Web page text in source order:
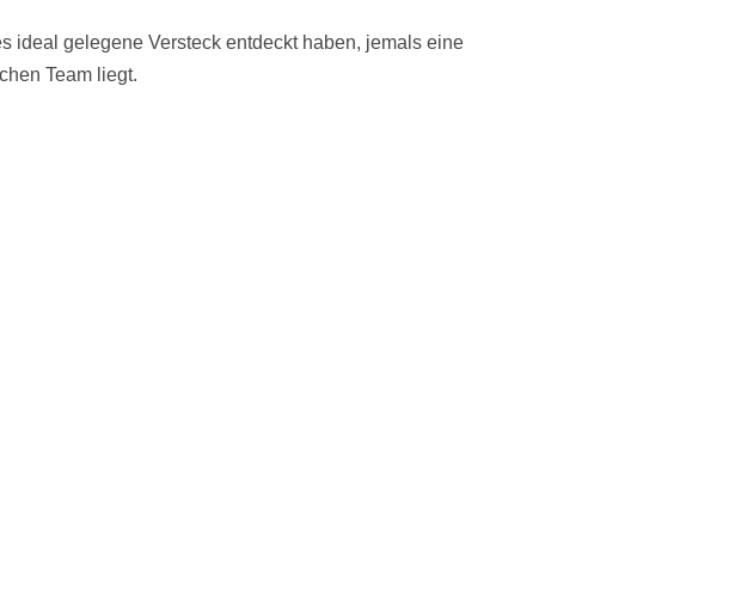
ideal gelegene Versteck entdeckt haben, jemals eine
Team liegt.